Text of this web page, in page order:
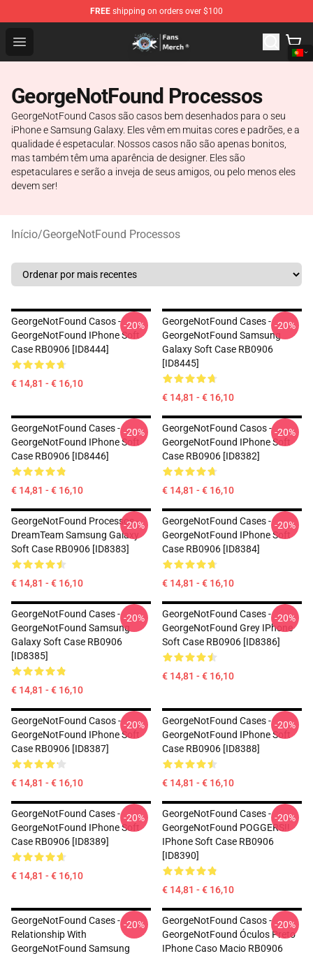
FREE shipping on orders over $100
Open menu
GeorgeNotFound Store - Official GeorgeNotFound
GeorgeNotFound Processos
GeorgeNotFound Casos são casos bem desenhados para o seu
iPhone e Samsung Galaxy. Eles vêm em muitas cores e padrões, e a
qualidade é espetacular. Nossos casos não são apenas bonitos,
mas também têm uma aparência de designer. Eles são
espetaculares e serão a inveja de seus amigos, ou pelo menos eles
devem ser!
Início/GeorgeNotFound Processos
GeorgeNotFound Casos -
GeorgeNotFound IPhone Soft
Case RB0906 [ID8444]
€ 14,81 - € 16,10
-20%
GeorgeNotFound Cases -
GeorgeNotFound Samsung
Galaxy Soft Case RB0906
[ID8445]
€ 14,81 - € 16,10
-20%
GeorgeNotFound Cases -
GeorgeNotFound IPhone Soft
Case RB0906 [ID8446]
€ 14,81 - € 16,10
-20%
GeorgeNotFound Casos -
GeorgeNotFound IPhone Soft
Case RB0906 [ID8382]
€ 14,81 - € 16,10
-20%
GeorgeNotFound Processos -
DreamTeam Samsung Galaxy
Soft Case RB0906 [ID8383]
€ 14,81 - € 16,10
-20%
GeorgeNotFound Cases -
GeorgeNotFound IPhone Soft
Case RB0906 [ID8384]
€ 14,81 - € 16,10
-20%
GeorgeNotFound Cases -
GeorgeNotFound Samsung
Galaxy Soft Case RB0906
[ID8385]
€ 14,81 - € 16,10
-20%
GeorgeNotFound Cases -
GeorgeNotFound Grey IPhone
Soft Case RB0906 [ID8386]
€ 14,81 - € 16,10
-20%
GeorgeNotFound Casos -
GeorgeNotFound IPhone Soft
Case RB0906 [ID8387]
€ 14,81 - € 16,10
-20%
GeorgeNotFound Cases -
GeorgeNotFound IPhone Soft
Case RB0906 [ID8388]
€ 14,81 - € 16,10
-20%
GeorgeNotFound Cases -
GeorgeNotFound IPhone Soft
Case RB0906 [ID8389]
€ 14,81 - € 16,10
-20%
GeorgeNotFound Cases -
GeorgeNotFound POGGERS!!
IPhone Soft Case RB0906
[ID8390]
€ 14,81 - € 16,10
-20%
GeorgeNotFound Cases -
Relationship With
GeorgeNotFound Samsung
-20%
GeorgeNotFound Casos -
GeorgeNotFound Óculos Preto
IPhone Caso Macio RB0906
-20%